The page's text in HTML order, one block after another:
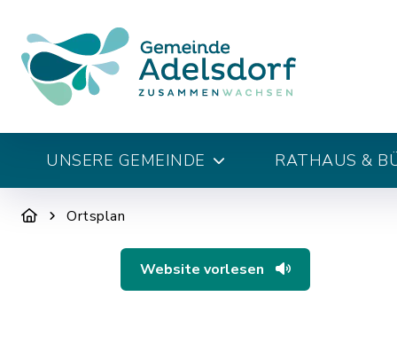
UNSERE GEMEINDE RATHAUS &
Ortsplan
Website vorlesen